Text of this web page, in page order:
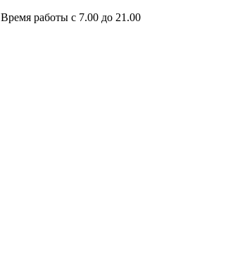
Время работы с 7.00 до 21.00